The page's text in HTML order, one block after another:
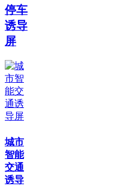
停车
诱导
屏
城市
智能
交通
诱导